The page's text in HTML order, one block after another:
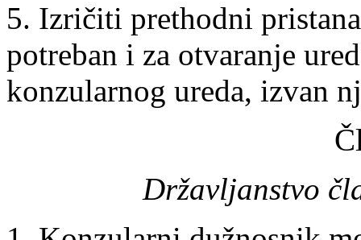
5. Izričiti prethodni
potreban i za otvaranje
konzularnog ureda, izvan
Državljanstvo